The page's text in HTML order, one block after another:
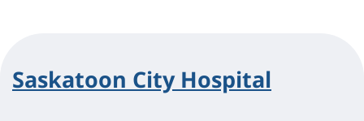
Saskatoon City Hospital